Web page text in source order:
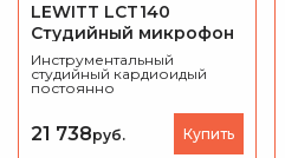
LEWITT LCT140
Студийный микрофон
Инструментальный
студийный кардиоидый
постоянно
микрофон, 30Гц-20кГц.
21 738руб. Купить